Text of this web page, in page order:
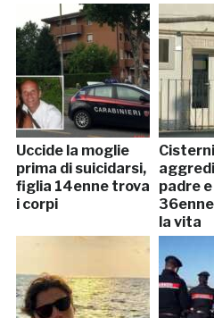
Uccide la moglie
prima di suicidarsi,
figlia 14enne trova
i corpi
padre
la vita